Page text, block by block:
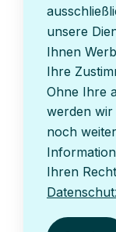
unsere
Ihnen
Ihre
Ohne Ihre
werden
noch
Ihren